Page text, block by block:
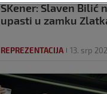
SKener: Slaven Bilić
upasti u zamku
REPREZENTACIJA 13. srp